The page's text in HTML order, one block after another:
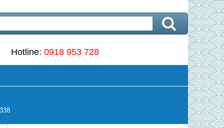
Hotline: 0918 953 728